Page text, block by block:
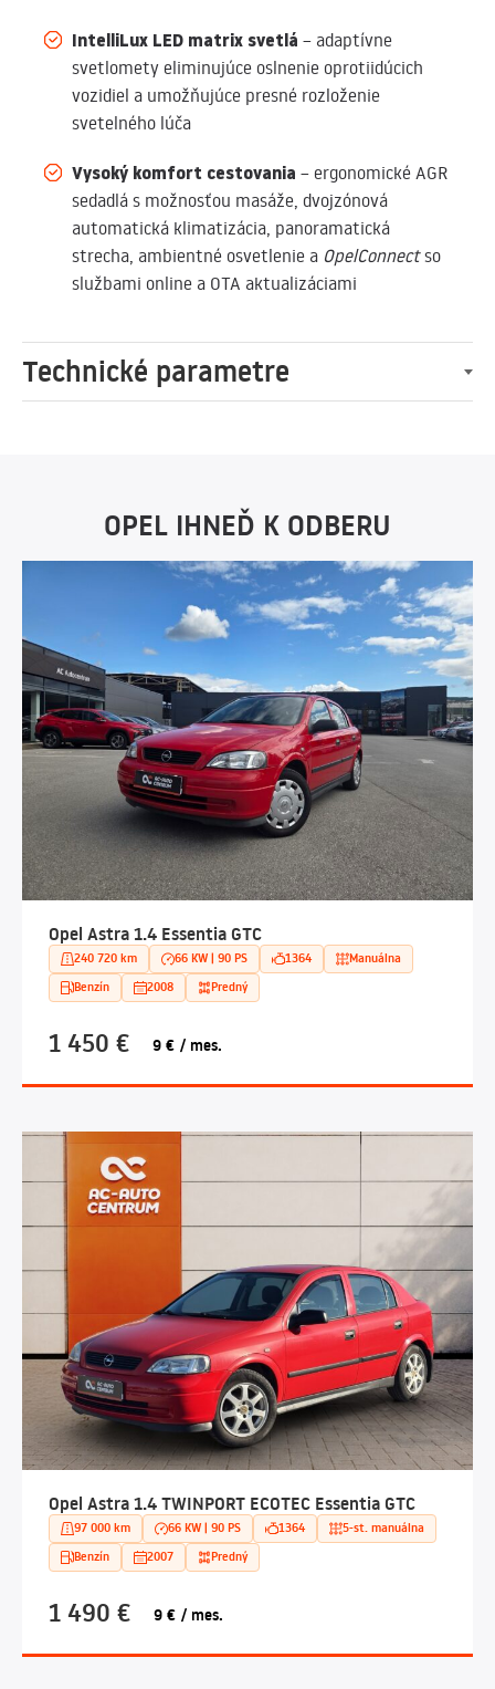
IntelliLux LED matrix svetlá – adaptívne
svetlomety eliminujúce oslnenie oprotiidúcich
vozidiel a umožňujúce presné rozloženie
svetelného lúča
Vysoký komfort cestovania – ergonomické AGR
sedadlá s možnosťou masáže, dvojzónová
automatická klimatizácia, panoramatická
strecha, ambientné osvetlenie a OpelConnectso
službami online a OTA aktualizáciami
Technické parametre
OPEL IHNEĎ K ODBERU
Opel Astra 1.4 Essentia GTC
240 720 km 66 KW | 90 PS 1364
Manuálna
Benzín
2008 Predný
1 450 € 9 € / mes.
Opel Astra 1.4 TWINPORT ECOTEC Essentia GTC
97 000 km 66 KW | 90 PS 1364
5-st. manuálna
Benzín
2007 Predný
1 490 € 9 € / mes.